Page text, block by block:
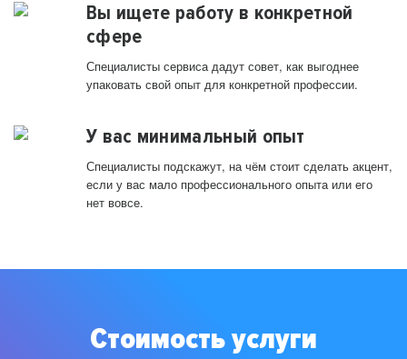
Вы ищете работу в конкретной
сфере
Специалисты сервиса дадут совет, как выгоднее
упаковать свой опыт для конкретной профессии.
У вас минимальный опыт
Специалисты подскажут, на чём стоит сделать акцент,
если у вас мало профессионального опыта или его
нет вовсе.
Стоимость услуги